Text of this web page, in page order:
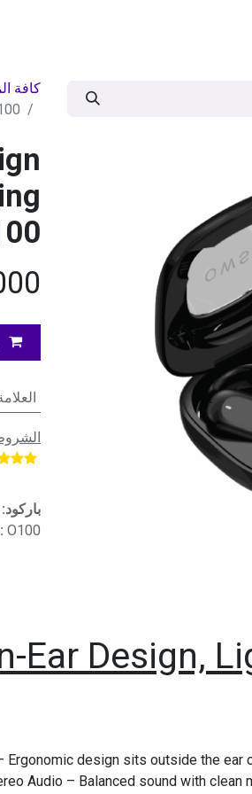
كافة
باركود:
O100
Ear Design,
Ergonomic design sits outside the ear
Audio – Balanced sound with clean